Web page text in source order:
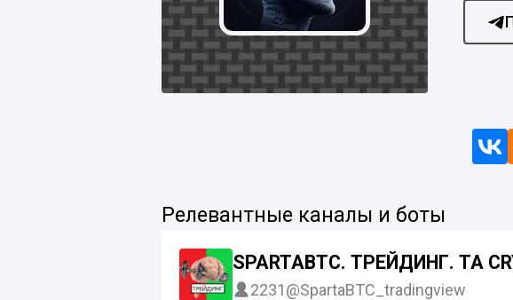
Релевантные каналы и боты
SPARTABTC. ТРЕЙДИНГ. ТА
2231@SpartaBTC_tradingview